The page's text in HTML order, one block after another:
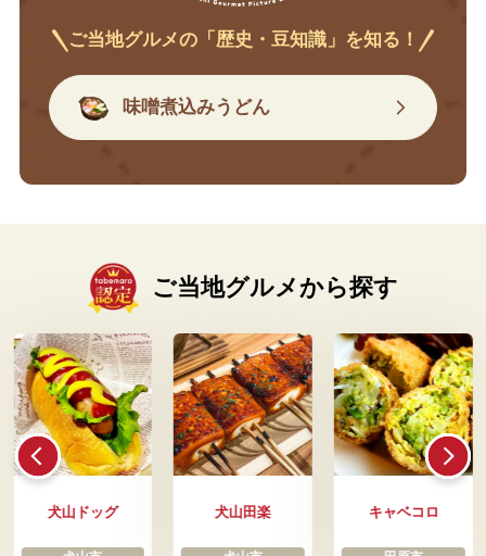
ご当地グルメの「歴史・豆知識」を知る！
味噌煮込みうどん
ご当地グルメから探す
犬山ドッグ 犬山田楽 キャベコロ